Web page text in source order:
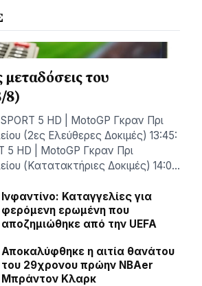
μεταδόσεις του
8)
5 HD | MotoGP Γκραν Πρι
(2ες Ελεύθερες Δοκιμές) 13:45:
5 HD | MotoGP Γκραν Πρι
(Κατατακτήριες Δοκιμές) 14:0…
Ινφαντίνο: Καταγγελίες για
φερόμενη ερωμένη που
αποζημιώθηκε από την UEFA
Αποκαλύφθηκε η αιτία θανάτου
του 29χρονου πρώην NBAer
Μπράντον Κλαρκ